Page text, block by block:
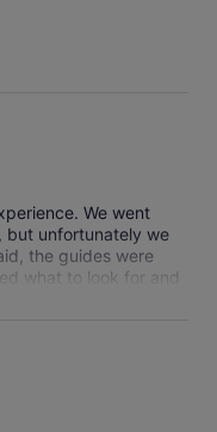
We went
but unfortunately we
the guides were
what to look for and
paddle itself was
a relaxing way to
manatees, it felt like